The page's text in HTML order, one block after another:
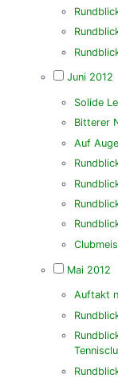
Juni 2012
Solide
Bitterer
Auf
Mai 2012
Auftakt